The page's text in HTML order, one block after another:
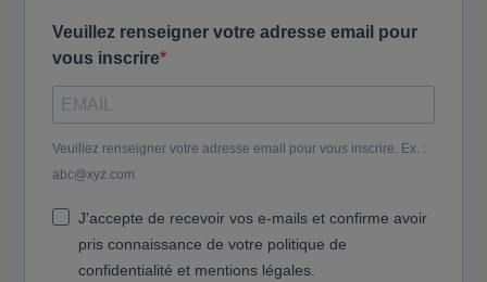
Veuillez renseigner votre adresse email pour
vous inscrire
Veuillez renseigner votre adresse email pour vous inscrire. Ex. :
abc@xyz.com
J'accepte de recevoir vos e-mails et confirme avoir
pris connaissance de votre politique de
confidentialité et mentions légales.